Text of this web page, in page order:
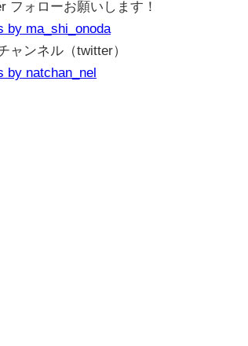
フォローお願いします！
by ma_shi_onoda
ャンネル（twitter）
by natchan_nel